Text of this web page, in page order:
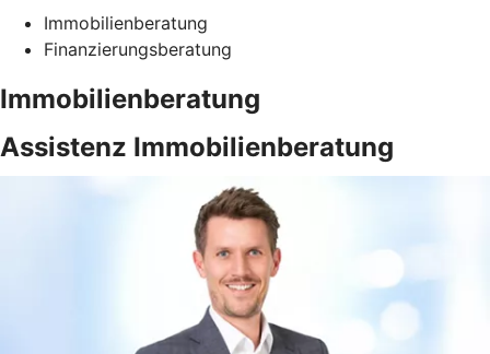
Immobilienberatung
Finanzierungsberatung
Immobilienberatung
Assistenz Immobilienberatung